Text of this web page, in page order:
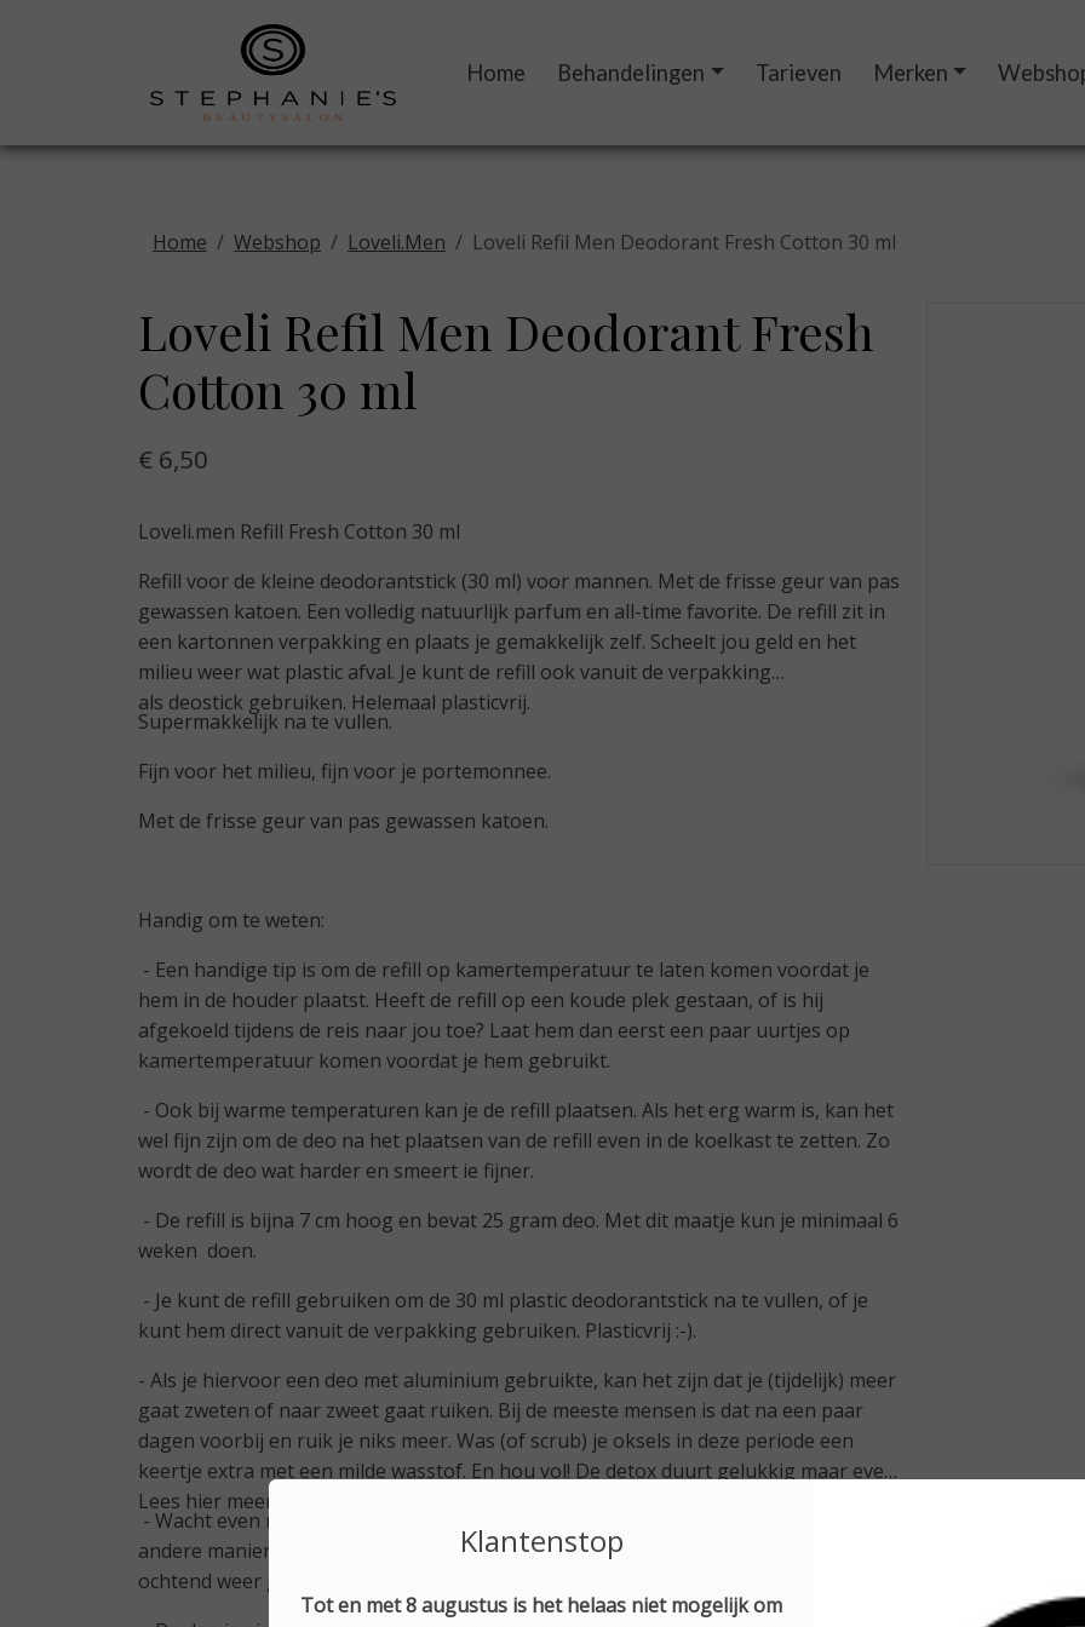
Home Behandelingen Tarieven Merken
Home Webshop Loveli.Men Loveli Refil Men Deodorant Fresh Cotton 30 ml
Loveli Refil Men Deodorant Fresh
Cotton 30 ml
€ 6,50
Loveli.men Refill Fresh Cotton 30 ml
Refill voor de kleine deodorantstick (30 ml) voor mannen. Met de frisse geur van pas
gewassen katoen. Een volledig natuurlijk parfum en all-time favorite. De refill zit in
een kartonnen verpakking en plaats je gemakkelijk zelf. Scheelt jou geld en het
milieu weer wat plastic afval. Je kunt de refill ook vanuit de verpakking
als deostick gebruiken. Helemaal plasticvrij.
Supermakkelijk na te vullen.
Fijn voor het milieu, fijn voor je portemonnee.
Met de frisse geur van pas gewassen katoen.
Handig om te weten:
- Een handige tip is om de refill op kamertemperatuur te laten komen voordat je
hem in de houder plaatst. Heeft de refill op een koude plek gestaan, of is hij
afgekoeld tijdens de reis naar jou toe? Laat hem dan eerst een paar uurtjes op
kamertemperatuur komen voordat je hem gebruikt.
- Ook bij warme temperaturen kan je de refill plaatsen. Als het erg warm is, kan het
wel fijn zijn om de deo na het plaatsen van de refill even in de koelkast te zetten. Zo
wordt de deo wat harder en smeert ie fijner.
- De refill is bijna 7 cm hoog en bevat 25 gram deo. Met dit maatje kun je minimaal 6
weken doen.
- Je kunt de refill gebruiken om de 30 ml plastic deodorantstick na te vullen, of je
kunt hem direct vanuit de verpakking gebruiken. Plasticvrij :-).
- Als je hiervoor een deo met aluminium gebruikte, kan het zijn dat je (tijdelijk) meer
gaat zweten of naar zweet gaat ruiken. Bij de meeste mensen is dat na een paar
dagen voorbij en ruik je niks meer. Was (of scrub) je oksels in deze periode een
keertje extra met een milde wasstof. En hou vol! De detox duurt gelukkig maar even.
Lees hier meer over het detoxen.
- Wacht even met de deo gebruiken nadat je je oksels hebt geschoren of op een
andere manier hebt onthaard. Als je je oksels in de avond scheert, kun je de deo in de
ochtend weer gebruiken.
Klantenstop
Tot en met 8 augustus is het helaas niet mogelijk om